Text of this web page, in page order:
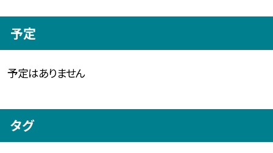
予定
予定はありません
タグ